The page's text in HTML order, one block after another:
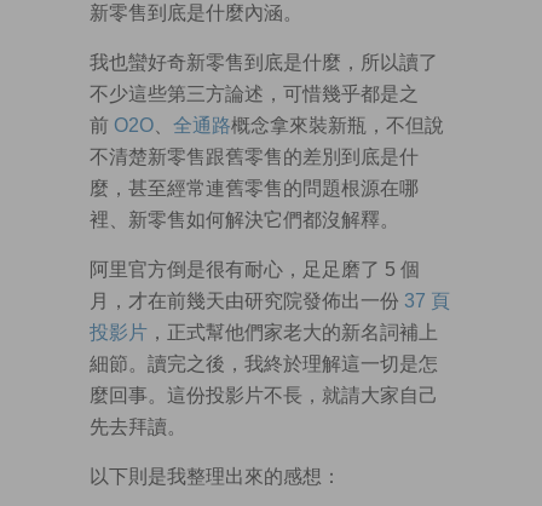
新零售到底是什麼內涵。
我也蠻好奇新零售到底是什麼，所以讀了
不少這些第三方論述，可惜幾乎都是之
前 O2O 全通路概念拿來裝新瓶，不但說
不清楚新零售跟舊零售的差別到底是什
麼，甚至經常連舊零售的問題根源在哪
裡、新零售如何解決它們都沒解釋。
阿里官方倒是很有耐心，足足磨了 5 個
月，才在前幾天由研究院發佈出一份 37 頁
投影片 ，正式幫他們家老大的新名詞補上
細節。讀完之後，我終於理解這一切是怎
麼回事。這份投影片不長，就請大家自己
先去拜讀。
以下則是我整理出來的感想：